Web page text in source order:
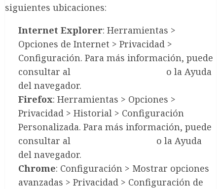
siguientes ubicaciones:
Internet Explorer: Herramientas >
Opciones de Internet > Privacidad >
Configuración. Para más información, puede
consultar al
o la Ayuda
del navegador.
Firefox: Herramientas > Opciones >
Privacidad > Historial > Configuración
Personalizada. Para más información, puede
consultar al
o la Ayuda
del navegador.
Chrome: Configuración > Mostrar opciones
avanzadas > Privacidad > Configuración de